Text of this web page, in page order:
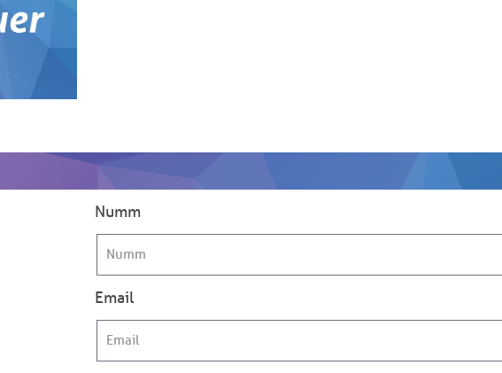
Numm
Email